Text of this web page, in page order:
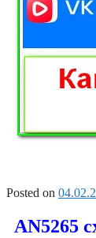
Posted on
AN5265